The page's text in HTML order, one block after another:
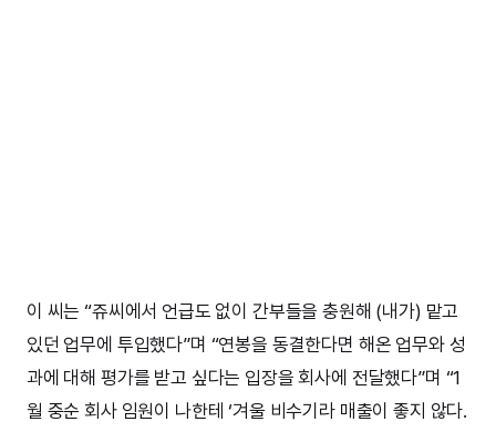
이 씨는 “쥬씨에서 언급도 없이 간부들을 충원해 (내가) 맡고
있던 업무에 투입했다”며 “연봉을 동결한다면 해온 업무와 성
과에 대해 평가를 받고 싶다는 입장을 회사에 전달했다”며 “1
월 중순 회사 임원이 나한테 ‘겨울 비수기라 매출이 좋지 않다.